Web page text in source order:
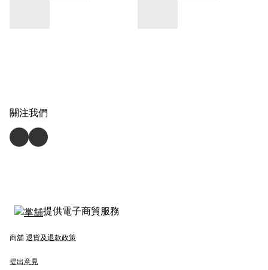
關注我們
提供電子商貿服務
商舖 退貨及退款政策
提出意見